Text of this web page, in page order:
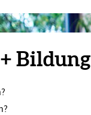
Bildung